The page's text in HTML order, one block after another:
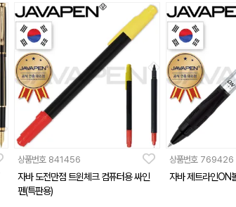
상품번호 841456
자바 도전만점 트윈체크 컴퓨터용 싸인
펜(특판용)
상품번호 769426
자바 제트라인ON